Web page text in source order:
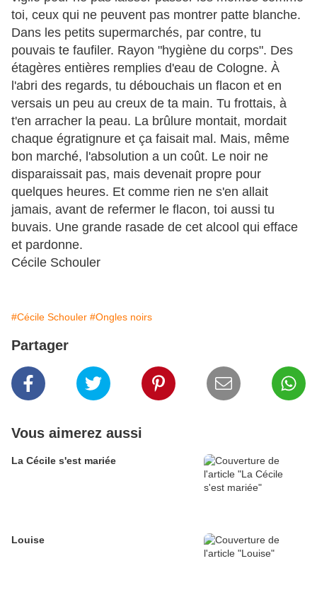
toi, ceux qui ne peuvent pas montrer patte blanche.
Dans les petits supermarchés, par contre, tu
pouvais te faufiler. Rayon "hygiène du corps". Des
étagères entières remplies d'eau de Cologne. À
l'abri des regards, tu débouchais un flacon et en
versais un peu au creux de ta main. Tu frottais, à
t'en arracher la peau. La brûlure montait, mordait
chaque égratignure et ça faisait mal. Mais, même
bon marché, l'absolution a un coût. Le noir ne
disparaissait pas, mais devenait propre pour
quelques heures. Et comme rien ne s'en allait
jamais, avant de refermer le flacon, toi aussi tu
buvais. Une grande rasade de cet alcool qui efface
et pardonne.
Cécile Schouler
#Cécile Schouler #Ongles noirs
Partager
Vous aimerez aussi
La Cécile s'est mariée
Louise